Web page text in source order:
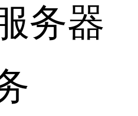
务器